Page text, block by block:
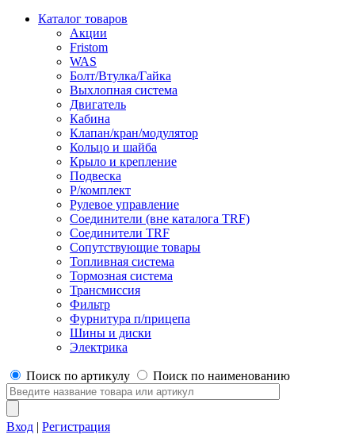
Каталог товаров
Акции
Fristom
WAS
Болт/Втулка/Гайка
Выхлопная система
Двигатель
Кабина
Клапан/кран/модулятор
Кольцо и шайба
Крыло и крепление
Подвеска
Р/комплект
Рулевое управление
Соединители (вне каталога TRF)
Соединители TRF
Сопутствующие товары
Топливная система
Тормозная система
Трансмиссия
Фильтр
Фурнитура п/прицепа
Шины и диски
Электрика
Поиск по артикулу Поиск по наименованию
Вход | Регистрация